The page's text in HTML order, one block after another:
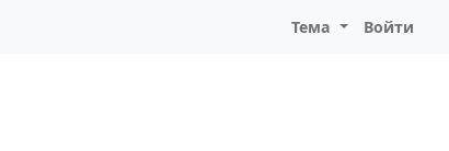
Тема Войти